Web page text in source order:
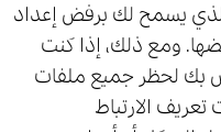
يسمح لك برفض إعداد
ومع ذلك، إذا كنت
بك لحظر جميع ملفات
الارتباط